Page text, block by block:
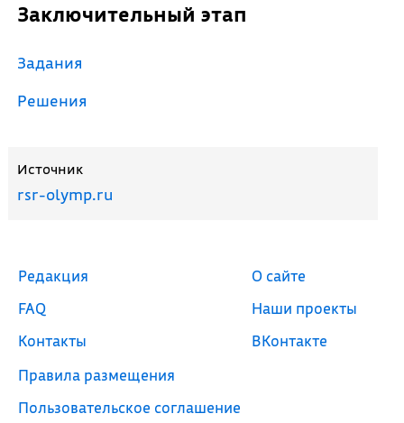
Заключительный этап
Задания
Решения
Источник
rsr-olymp.ru
Редакция
FAQ
Контакты
Правила размещения
Пользовательское соглашение
О сайте
Наши проекты
ВКонтакте